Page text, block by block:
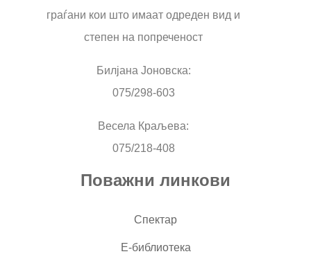
граѓани кои што имаат одреден вид и
степен на попреченост
Билјана Јоновска:
075/298-603
Весела Краљева:
075/218-408
Поважни линкови
Спектар
Е-библиотека